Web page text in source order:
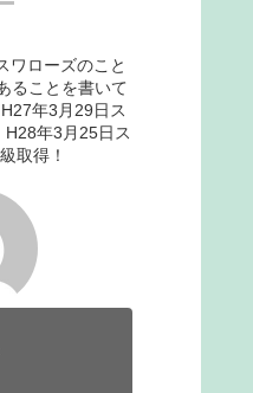
ワローズのこと
ることを書いて
年3月29日ス
H28年3月25日ス
取得！